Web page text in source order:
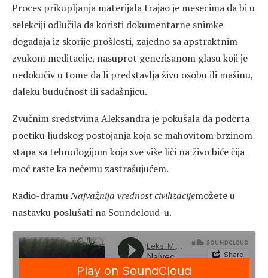
Proces prikupljanja materijala trajao je mesecima da bi u
selekciji odlučila da koristi dokumentarne snimke
događaja iz skorije prošlosti, zajedno sa apstraktnim
zvukom meditacije, nasuprot generisanom glasu koji je
nedokučiv u tome da li predstavlja živu osobu ili mašinu,
daleku budućnost ili sadašnjicu.
Zvučnim sredstvima Aleksandra je pokušala da podcrta
poetiku ljudskog postojanja koja se mahovitom brzinom
stapa sa tehnologijom koja sve više liči na živo biće čija
moć raste ka nečemu zastrašujućem.
Radio-dramuNajvažnija vrednost civilizacijemožete u
nastavku poslušati na Soundcloud-u.